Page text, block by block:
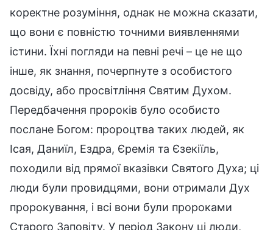
коректне розуміння, однак не можна сказати,
що вони є повністю точними виявленнями
істини. Їхні погляди на певні речі – це не що
інше, як знання, почерпнуте з особистого
досвіду, або просвітління Святим Духом.
Передбачення пророків було особисто
послане Богом: пророцтва таких людей, як
Ісая, Даниїл, Ездра, Єремія та Єзекіїль,
походили від прямої вказівки Святого Духа; ці
люди були провидцями, вони отримали Дух
пророкування, і всі вони були пророками
Старого Заповіту. У період Закону ці люди,